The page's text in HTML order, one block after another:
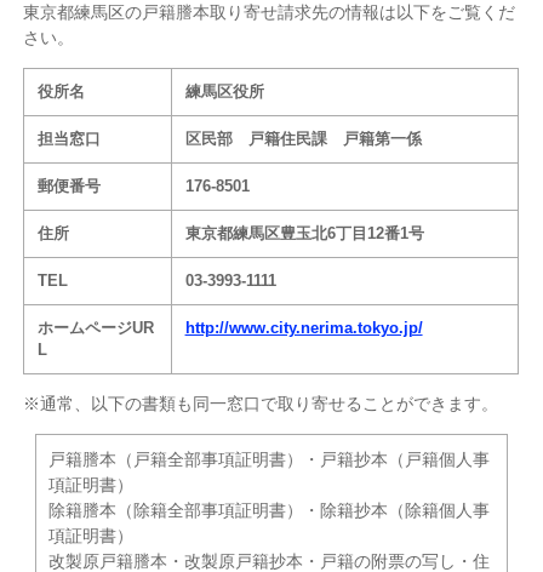
東京都練馬区の戸籍謄本取り寄せ請求先の情報は以下をご覧くだ
さい。
役所名 練馬区役所
担当窓口 区民部 戸籍住民課 戸籍第一係
郵便番号 176-8501
住所 東京都練馬区豊玉北6丁目12番1号
TEL 03-3993-1111
ホームページUR
L
http://www.city.nerima.tokyo.jp/
※通常、以下の書類も同一窓口で取り寄せることができます。
戸籍謄本（戸籍全部事項証明書）・戸籍抄本（戸籍個人事
項証明書）
除籍謄本（除籍全部事項証明書）・除籍抄本（除籍個人事
項証明書）
改製原戸籍謄本・改製原戸籍抄本・戸籍の附票の写し・住